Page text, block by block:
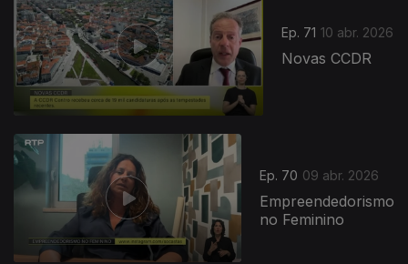
Ep. 71 10 abr. 2026
Novas CCDR
Ep. 70 09 abr. 2026
Empreendedorismo
no Feminino